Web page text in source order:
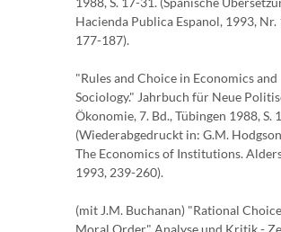
Hacienda Publica Espanol, 1993, Nr.
177-187).
"Rules and Choice in Economics and
Sociology." Jahrbuch für Neue
Ökonomie, 7. Bd., Tübingen 1988, S.
(Wiederabgedruckt in: G.M.
The Economics of Institutions.
1993, 239-260).
(mit J.M. Buchanan) "Rational
Moral Order." Analyse und Kritik -